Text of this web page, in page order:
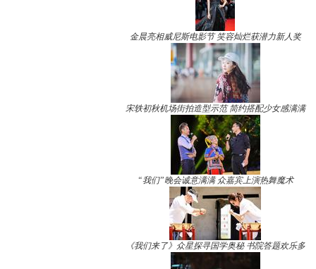
金晨亮相威尼斯电影节 笑容灿烂获潜力新人奖
宋轶初秋机场街拍造型示范 简约搭配少女感满满
“我们”晚会诚意满满 众嘉宾上演热舞魔术
《我们来了》众星探寻国学奥秘 书院答题欢乐多